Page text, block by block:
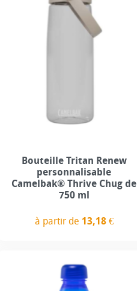
Bouteille Tritan Renew
personnalisable
Camelbak® Thrive Chug de
750 ml
à partir de 13,18 €